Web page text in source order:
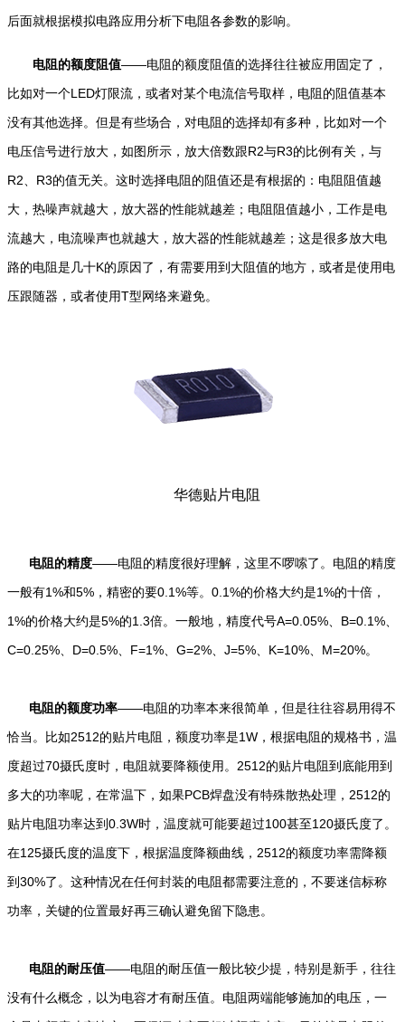
后面就根据模拟电路应用分析下电阻各参数的影响。
电阻的额度阻值——电阻的额度阻值的选择往往被应用固定了，
比如对一个LED灯限流，或者对某个电流信号取样，电阻的阻值基本
没有其他选择。但是有些场合，对电阻的选择却有多种，比如对一个
电压信号进行放大，如图所示，放大倍数跟R2与R3的比例有关，与
R2、R3的值无关。这时选择电阻的阻值还是有根据的：电阻阻值越
大，热噪声就越大，放大器的性能就越差；电阻阻值越小，工作是电
流越大，电流噪声也就越大，放大器的性能就越差；这是很多放大电
路的电阻是几十K的原因了，有需要用到大阻值的地方，或者是使用电
压跟随器，或者使用T型网络来避免。
华德贴片电阻
电阻的精度——电阻的精度很好理解，这里不啰嗦了。电阻的精度
一般有1%和5%，精密的要0.1%等。0.1%的价格大约是1%的十倍，
1%的价格大约是5%的1.3倍。一般地，精度代号A=0.05%、B=0.1%、
C=0.25%、D=0.5%、F=1%、G=2%、J=5%、K=10%、M=20%。
电阻的额度功率——电阻的功率本来很简单，但是往往容易用得不
恰当。比如2512的贴片电阻，额度功率是1W，根据电阻的规格书，温
度超过70摄氏度时，电阻就要降额使用。2512的贴片电阻到底能用到
多大的功率呢，在常温下，如果PCB焊盘没有特殊散热处理，2512的
贴片电阻功率达到0.3W时，温度就可能要超过100甚至120摄氏度了。
在125摄氏度的温度下，根据温度降额曲线，2512的额度功率需降额
到30%了。这种情况在任何封装的电阻都需要注意的，不要迷信标称
功率，关键的位置最好再三确认避免留下隐患。
电阻的耐压值——电阻的耐压值一般比较少提，特别是新手，往往
没有什么概念，以为电容才有耐压值。电阻两端能够施加的电压，一